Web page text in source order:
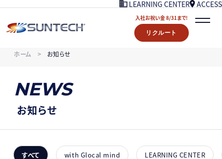
LEARNING CENTER ACCESS
入社お祝い金 8/31まで!
リクルート
STORY
LEARNING CENTER
入社お祝い金プレゼント 8/31まで！
リクルート
ホーム お知らせ
NEWS
お知らせ
すべて with Glocal mind LEARNING CENTER